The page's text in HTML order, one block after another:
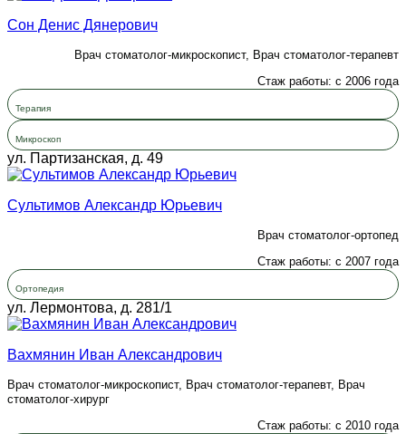
Сон Денис Дянерович
Врач стоматолог-микроскопист, Врач стоматолог-терапевт
Стаж работы: с 2006 года
Терапия
Микроскоп
ул. Партизанская, д. 49
Сультимов Александр Юрьевич
Врач стоматолог-ортопед
Стаж работы: с 2007 года
Ортопедия
ул. Лермонтова, д. 281/1
Вахмянин Иван Александрович
Врач стоматолог-микроскопист, Врач стоматолог-терапевт, Врач
стоматолог-хирург
Стаж работы: с 2010 года